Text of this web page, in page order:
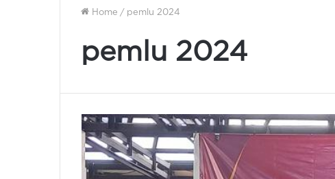
Home / pemlu 2024
pemlu 2024